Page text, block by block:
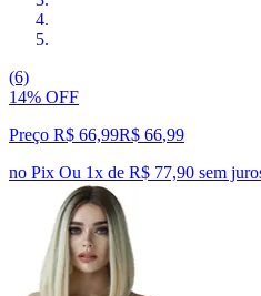
(6)
14% OFF
Preço R$ 66,99R$ 66,99
no Pix Ou 1x de R$ 77,90 sem